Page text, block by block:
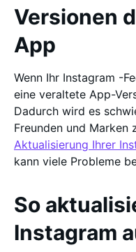
Versionen
App
Wenn Ihr Instagram -
eine veraltete App-
Dadurch wird es
Freunden und Marken
Aktualisierung Ihrer
kann viele Probleme
So
Instagram